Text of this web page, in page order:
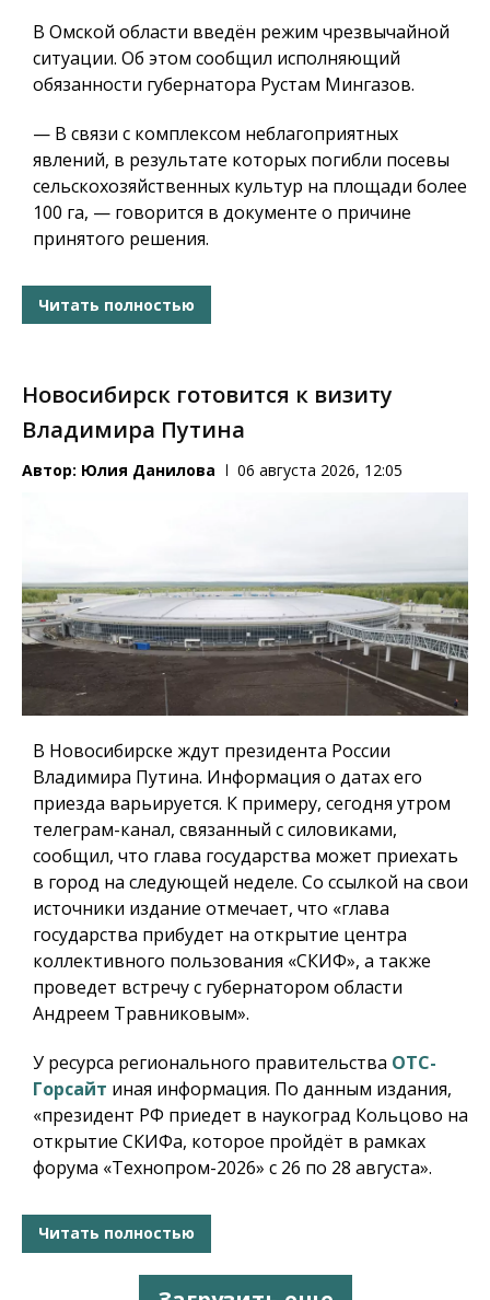
В Омской области введён режим чрезвычайной
ситуации. Об этом сообщил исполняющий
обязанности губернатора Рустам Мингазов.
— В связи с комплексом неблагоприятных
явлений, в результате которых погибли посевы
сельскохозяйственных культур на площади более
100 га, — говорится в документе о причине
принятого решения.
Читать полностью
Новосибирск готовится к визиту
Владимира Путина
Автор: Юлия Данилова 06 августа 2026, 12:05
В Новосибирске ждут президента России
Владимира Путина. Информация о датах его
приезда варьируется. К примеру, сегодня утром
телеграм-канал, связанный с силовиками,
сообщил, что глава государства может приехать
в город на следующей неделе. Со ссылкой на свои
источники издание отмечает, что «глава
государства прибудет на открытие центра
коллективного пользования «СКИФ», а также
проведет встречу с губернатором области
Андреем Травниковым».
У ресурса регионального правительства ОТС-
Горсайт иная информация. По данным издания,
«президент РФ приедет в наукоград Кольцово на
открытие СКИФа, которое пройдёт в рамках
форума «Технопром-2026» с 26 по 28 августа».
Читать полностью